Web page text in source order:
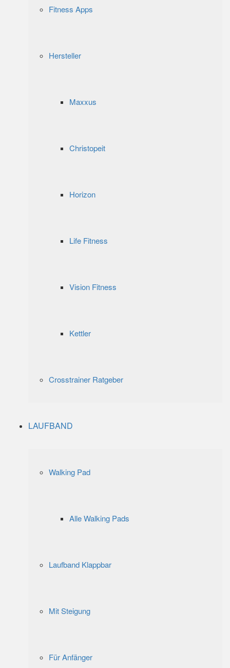
Fitness Apps
Hersteller
Maxxus
Christopeit
Horizon
Life Fitness
Vision Fitness
Kettler
Crosstrainer Ratgeber
LAUFBAND
Walking Pad
Alle Walking Pads
Laufband Klappbar
Mit Steigung
Für Anfänger